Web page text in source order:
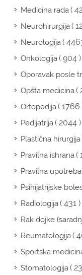
Medicina rada(
Neurohirurgija(
Neurologija(
Onkologija( 904 )
Oporavak posle
Opšta medicina(
Ortopedija( 1766
Pedijatrija( 2044 )
Plastična hirurgija
Pravilna ishrana(
Pravilna
Psihijatrijske
Radiologija( 431 )
Rak dojke
Reumatologija(
Sportska
Stomatologija(